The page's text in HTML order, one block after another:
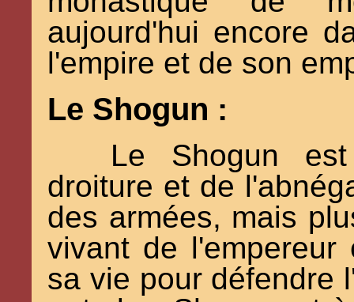
aujourd'hui encore
l'empire et de son
Le Shogun :
Le Shogun
droiture et de
des armées, mais
vivant de
sa vie pour défendre